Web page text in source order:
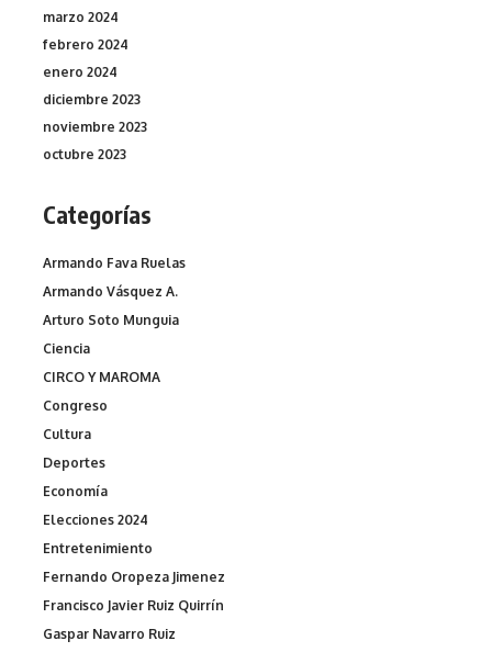
marzo 2024
febrero 2024
enero 2024
diciembre 2023
noviembre 2023
octubre 2023
Categorías
Armando Fava Ruelas
Armando Vásquez A.
Arturo Soto Munguia
Ciencia
CIRCO Y MAROMA
Congreso
Cultura
Deportes
Economía
Elecciones 2024
Entretenimiento
Fernando Oropeza Jimenez
Francisco Javier Ruiz Quirrín
Gaspar Navarro Ruiz